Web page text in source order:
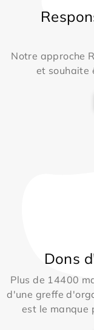
Notre approche
et souhaite
Dons
Plus de 14400
d'une greffe
est le manque